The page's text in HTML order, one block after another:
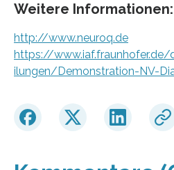
Weitere Informationen:
http://www.neuroq.de
https://
ilungen/Demonstration-NV-